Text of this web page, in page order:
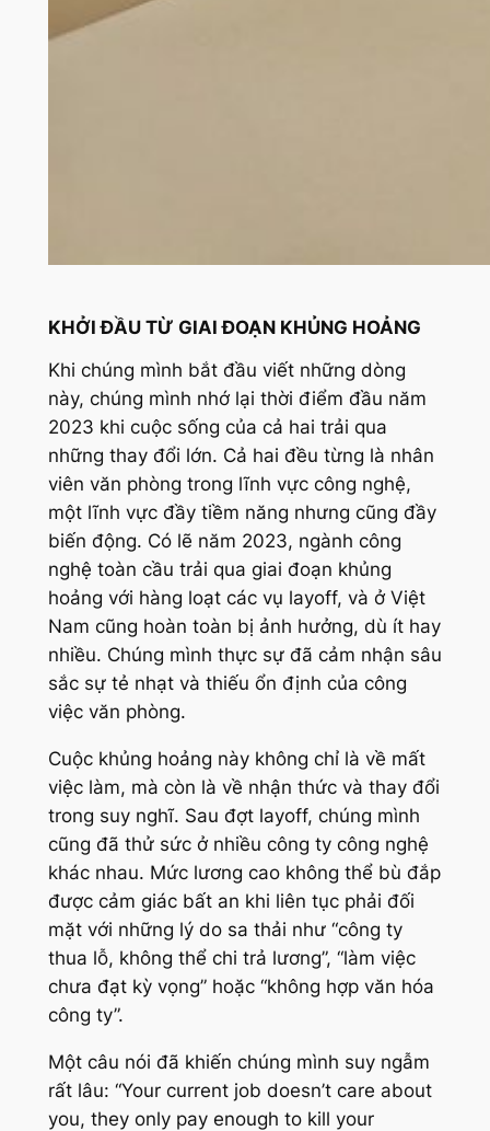
KHỞI ĐẦU TỪ GIAI ĐOẠN KHỦNG HOẢNG
Khi chúng mình bắt đầu viết những dòng
này, chúng mình nhớ lại thời điểm đầu năm
2023 khi cuộc sống của cả hai trải qua
những thay đổi lớn. Cả hai đều từng là nhân
viên văn phòng trong lĩnh vực công nghệ,
một lĩnh vực đầy tiềm năng nhưng cũng đầy
biến động. Có lẽ năm 2023, ngành công
nghệ toàn cầu trải qua giai đoạn khủng
hoảng với hàng loạt các vụ layoff, và ở Việt
Nam cũng hoàn toàn bị ảnh hưởng, dù ít hay
nhiều. Chúng mình thực sự đã cảm nhận sâu
sắc sự tẻ nhạt và thiếu ổn định của công
việc văn phòng.
Cuộc khủng hoảng này không chỉ là về mất
việc làm, mà còn là về nhận thức và thay đổi
trong suy nghĩ. Sau đợt layoff, chúng mình
cũng đã thử sức ở nhiều công ty công nghệ
khác nhau. Mức lương cao không thể bù đắp
được cảm giác bất an khi liên tục phải đối
mặt với những lý do sa thải như “công ty
thua lỗ, không thể chi trả lương”, “làm việc
chưa đạt kỳ vọng” hoặc “không hợp văn hóa
công ty”.
Một câu nói đã khiến chúng mình suy ngẫm
rất lâu: “Your current job doesn’t care about
you, they only pay enough to kill your